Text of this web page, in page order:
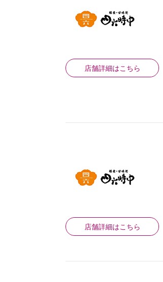
店舗詳細はこちら
店舗詳細はこちら